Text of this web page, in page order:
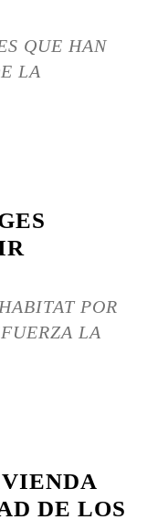
QUE HAN
LA
POR
LA
DE LOS